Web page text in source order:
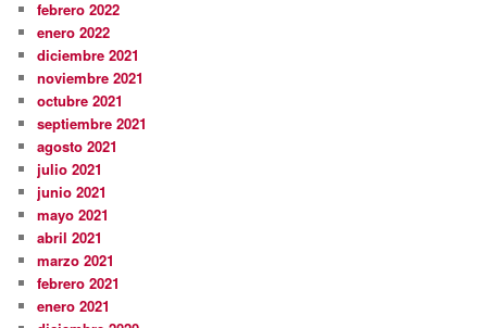
febrero 2022
enero 2022
diciembre 2021
noviembre 2021
octubre 2021
septiembre 2021
agosto 2021
julio 2021
junio 2021
mayo 2021
abril 2021
marzo 2021
febrero 2021
enero 2021